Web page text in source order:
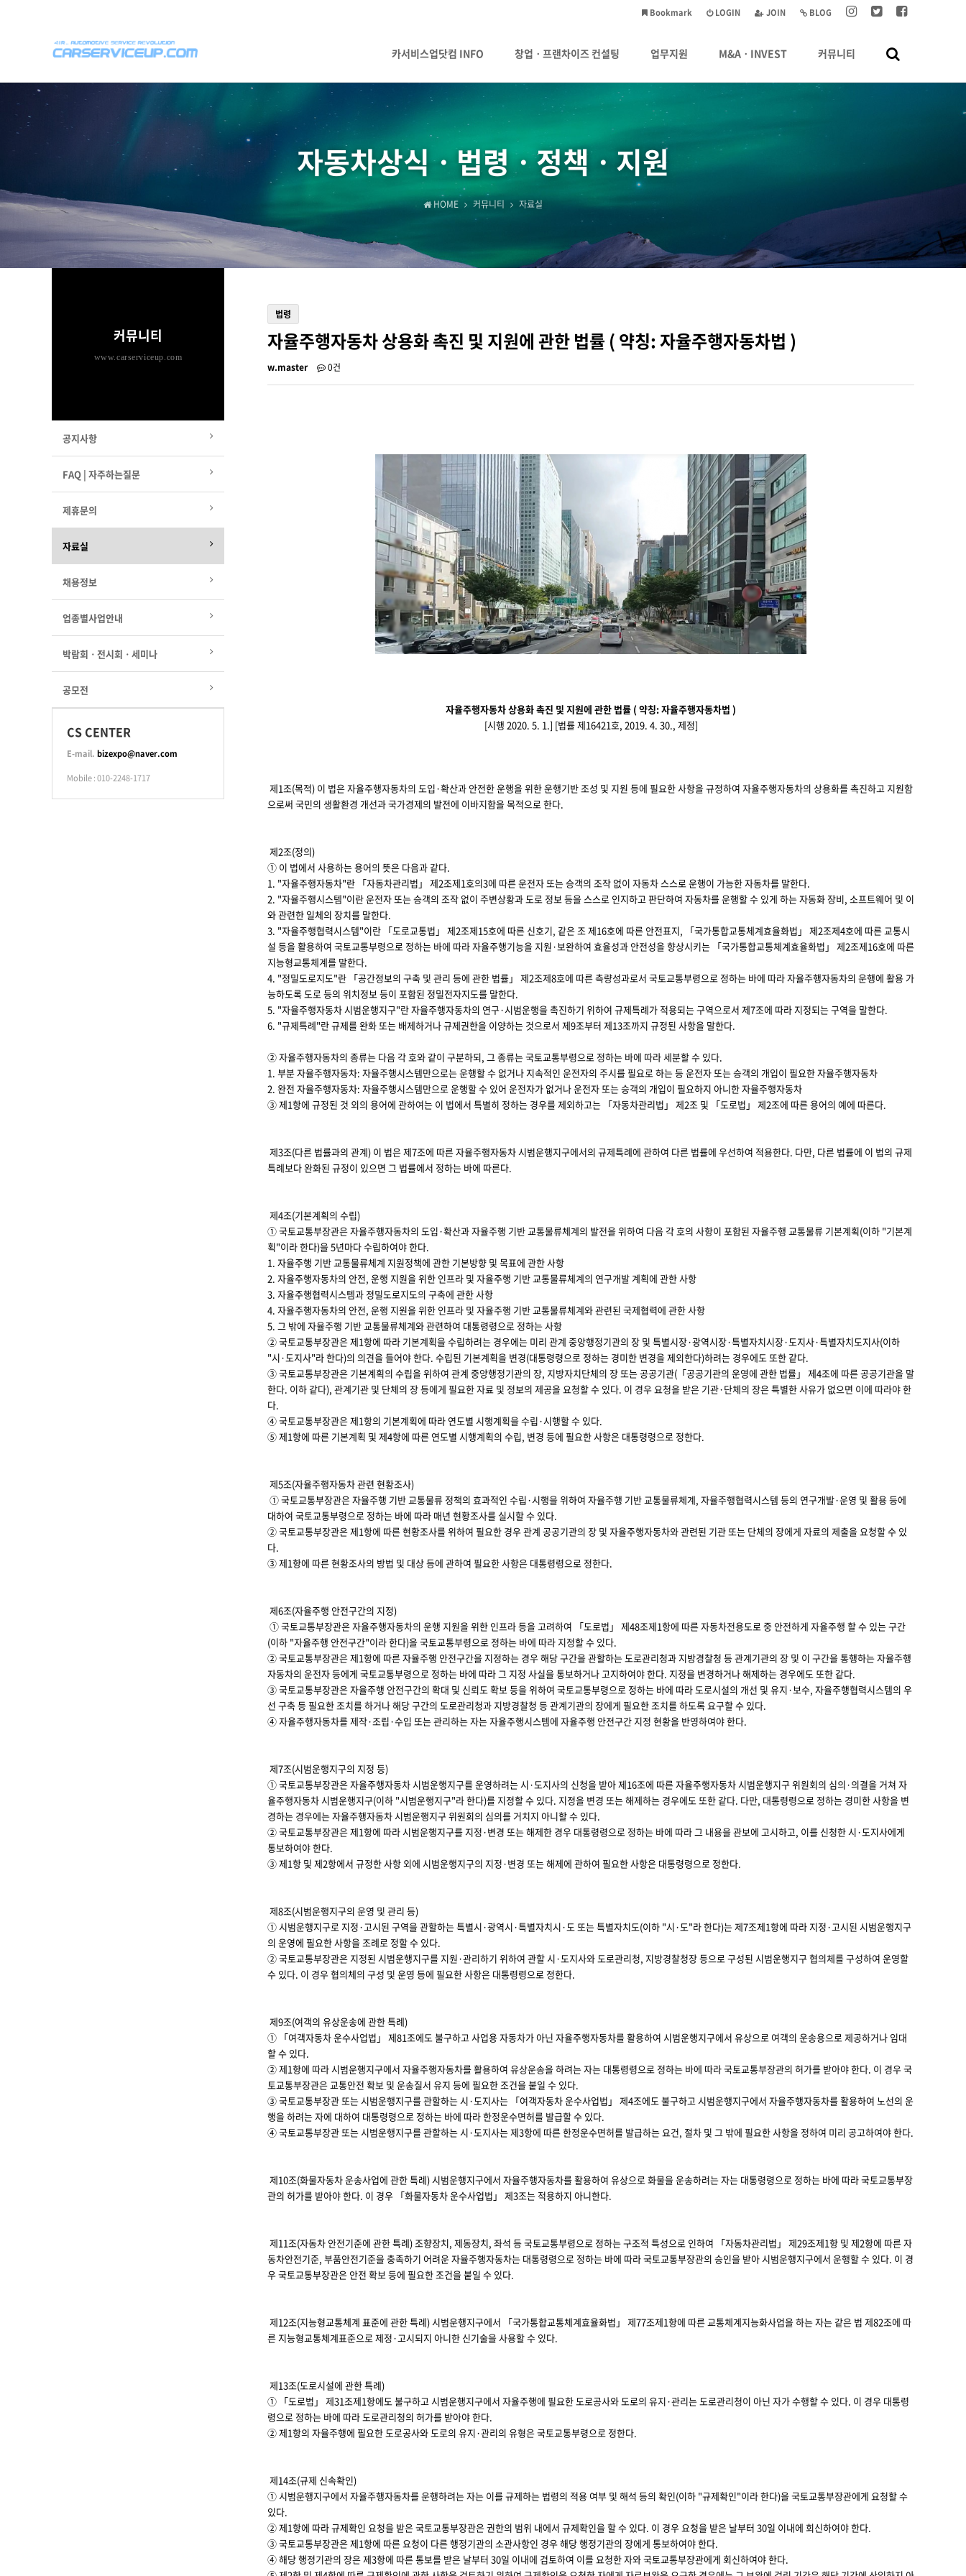
BLOG
JOIN
LOGIN
Bookmark
카서비스업닷컴 INFO 창업ㆍ프랜차이즈 컨설팅 업무지원 M&AㆍINVEST 커뮤니티
자동차상식ㆍ법령ㆍ정책ㆍ지원
HOME 커뮤니티 자료실
법령
자율주행자동차 상용화 촉진 및 지원에 관한 법률 ( 약칭: 자율주행자동차법 )
w.master 0건
자율주행자동차 상용화 촉진 및 지원에 관한 법률 ( 약칭: 자율주행자동차법 )
[시행 2020. 5. 1.] [법률 제16421호, 2019. 4. 30., 제정]
제1조(목적) 이 법은 자율주행자동차의 도입·확산과 안전한 운행을 위한 운행기반 조성 및 지원 등에 필요한 사항을 규정하여 자율주행자동차의 상용화를 촉진하고 지원함
으로써 국민의 생활환경 개선과 국가경제의 발전에 이바지함을 목적으로 한다.
제2조(정의)
① 이 법에서 사용하는 용어의 뜻은 다음과 같다.
1. "자율주행자동차"란 「자동차관리법」 제2조제1호의3에 따른 운전자 또는 승객의 조작 없이 자동차 스스로 운행이 가능한 자동차를 말한다.
2. "자율주행시스템"이란 운전자 또는 승객의 조작 없이 주변상황과 도로 정보 등을 스스로 인지하고 판단하여 자동차를 운행할 수 있게 하는 자동화 장비, 소프트웨어 및 이
와 관련한 일체의 장치를 말한다.
3. "자율주행협력시스템"이란 「도로교통법」 제2조제15호에 따른 신호기, 같은 조 제16호에 따른 안전표지, 「국가통합교통체계효율화법」 제2조제4호에 따른 교통시
설 등을 활용하여 국토교통부령으로 정하는 바에 따라 자율주행기능을 지원·보완하여 효율성과 안전성을 향상시키는 「국가통합교통체계효율화법」 제2조제16호에 따른
지능형교통체계를 말한다.
4. "정밀도로지도"란 「공간정보의 구축 및 관리 등에 관한 법률」 제2조제8호에 따른 측량성과로서 국토교통부령으로 정하는 바에 따라 자율주행자동차의 운행에 활용 가
능하도록 도로 등의 위치정보 등이 포함된 정밀전자지도를 말한다.
5. "자율주행자동차 시범운행지구"란 자율주행자동차의 연구·시범운행을 촉진하기 위하여 규제특례가 적용되는 구역으로서 제7조에 따라 지정되는 구역을 말한다.
6. "규제특례"란 규제를 완화 또는 배제하거나 규제권한을 이양하는 것으로서 제9조부터 제13조까지 규정된 사항을 말한다.
② 자율주행자동차의 종류는 다음 각 호와 같이 구분하되, 그 종류는 국토교통부령으로 정하는 바에 따라 세분할 수 있다.
1. 부분 자율주행자동차: 자율주행시스템만으로는 운행할 수 없거나 지속적인 운전자의 주시를 필요로 하는 등 운전자 또는 승객의 개입이 필요한 자율주행자동차
2. 완전 자율주행자동차: 자율주행시스템만으로 운행할 수 있어 운전자가 없거나 운전자 또는 승객의 개입이 필요하지 아니한 자율주행자동차
③ 제1항에 규정된 것 외의 용어에 관하여는 이 법에서 특별히 정하는 경우를 제외하고는 「자동차관리법」 제2조 및 「도로법」 제2조에 따른 용어의 예에 따른다.
제3조(다른 법률과의 관계) 이 법은 제7조에 따른 자율주행자동차 시범운행지구에서의 규제특례에 관하여 다른 법률에 우선하여 적용한다. 다만, 다른 법률에 이 법의 규제
특례보다 완화된 규정이 있으면 그 법률에서 정하는 바에 따른다.
제4조(기본계획의 수립)
① 국토교통부장관은 자율주행자동차의 도입·확산과 자율주행 기반 교통물류체계의 발전을 위하여 다음 각 호의 사항이 포함된 자율주행 교통물류 기본계획(이하 "기본계
획"이라 한다)을 5년마다 수립하여야 한다.
1. 자율주행 기반 교통물류체계 지원정책에 관한 기본방향 및 목표에 관한 사항
2. 자율주행자동차의 안전, 운행 지원을 위한 인프라 및 자율주행 기반 교통물류체계의 연구개발 계획에 관한 사항
3. 자율주행협력시스템과 정밀도로지도의 구축에 관한 사항
4. 자율주행자동차의 안전, 운행 지원을 위한 인프라 및 자율주행 기반 교통물류체계와 관련된 국제협력에 관한 사항
5. 그 밖에 자율주행 기반 교통물류체계와 관련하여 대통령령으로 정하는 사항
② 국토교통부장관은 제1항에 따라 기본계획을 수립하려는 경우에는 미리 관계 중앙행정기관의 장 및 특별시장·광역시장·특별자치시장·도지사·특별자치도지사(이하
"시·도지사"라 한다)의 의견을 들어야 한다. 수립된 기본계획을 변경(대통령령으로 정하는 경미한 변경을 제외한다)하려는 경우에도 또한 같다.
③ 국토교통부장관은 기본계획의 수립을 위하여 관계 중앙행정기관의 장, 지방자치단체의 장 또는 공공기관(「공공기관의 운영에 관한 법률」 제4조에 따른 공공기관을 말
한다. 이하 같다), 관계기관 및 단체의 장 등에게 필요한 자료 및 정보의 제공을 요청할 수 있다. 이 경우 요청을 받은 기관·단체의 장은 특별한 사유가 없으면 이에 따라야 한
다.
④ 국토교통부장관은 제1항의 기본계획에 따라 연도별 시행계획을 수립·시행할 수 있다.
⑤ 제1항에 따른 기본계획 및 제4항에 따른 연도별 시행계획의 수립, 변경 등에 필요한 사항은 대통령령으로 정한다.
제5조(자율주행자동차 관련 현황조사)
① 국토교통부장관은 자율주행 기반 교통물류 정책의 효과적인 수립·시행을 위하여 자율주행 기반 교통물류체계, 자율주행협력시스템 등의 연구개발·운영 및 활용 등에
대하여 국토교통부령으로 정하는 바에 따라 매년 현황조사를 실시할 수 있다.
② 국토교통부장관은 제1항에 따른 현황조사를 위하여 필요한 경우 관계 공공기관의 장 및 자율주행자동차와 관련된 기관 또는 단체의 장에게 자료의 제출을 요청할 수 있
다.
③ 제1항에 따른 현황조사의 방법 및 대상 등에 관하여 필요한 사항은 대통령령으로 정한다.
제6조(자율주행 안전구간의 지정)
① 국토교통부장관은 자율주행자동차의 운행 지원을 위한 인프라 등을 고려하여 「도로법」 제48조제1항에 따른 자동차전용도로 중 안전하게 자율주행 할 수 있는 구간
(이하 "자율주행 안전구간"이라 한다)을 국토교통부령으로 정하는 바에 따라 지정할 수 있다.
② 국토교통부장관은 제1항에 따른 자율주행 안전구간을 지정하는 경우 해당 구간을 관할하는 도로관리청과 지방경찰청 등 관계기관의 장 및 이 구간을 통행하는 자율주행
자동차의 운전자 등에게 국토교통부령으로 정하는 바에 따라 그 지정 사실을 통보하거나 고지하여야 한다. 지정을 변경하거나 해제하는 경우에도 또한 같다.
③ 국토교통부장관은 자율주행 안전구간의 확대 및 신뢰도 확보 등을 위하여 국토교통부령으로 정하는 바에 따라 도로시설의 개선 및 유지·보수, 자율주행협력시스템의 우
선 구축 등 필요한 조치를 하거나 해당 구간의 도로관리청과 지방경찰청 등 관계기관의 장에게 필요한 조치를 하도록 요구할 수 있다.
④ 자율주행자동차를 제작·조립·수입 또는 관리하는 자는 자율주행시스템에 자율주행 안전구간 지정 현황을 반영하여야 한다.
제7조(시범운행지구의 지정 등)
① 국토교통부장관은 자율주행자동차 시범운행지구를 운영하려는 시·도지사의 신청을 받아 제16조에 따른 자율주행자동차 시범운행지구 위원회의 심의·의결을 거쳐 자
율주행자동차 시범운행지구(이하 "시범운행지구"라 한다)를 지정할 수 있다. 지정을 변경 또는 해제하는 경우에도 또한 같다. 다만, 대통령령으로 정하는 경미한 사항을 변
경하는 경우에는 자율주행자동차 시범운행지구 위원회의 심의를 거치지 아니할 수 있다.
② 국토교통부장관은 제1항에 따라 시범운행지구를 지정·변경 또는 해제한 경우 대통령령으로 정하는 바에 따라 그 내용을 관보에 고시하고, 이를 신청한 시·도지사에게
통보하여야 한다.
③ 제1항 및 제2항에서 규정한 사항 외에 시범운행지구의 지정·변경 또는 해제에 관하여 필요한 사항은 대통령령으로 정한다.
제8조(시범운행지구의 운영 및 관리 등)
① 시범운행지구로 지정·고시된 구역을 관할하는 특별시·광역시·특별자치시·도 또는 특별자치도(이하 "시·도"라 한다)는 제7조제1항에 따라 지정·고시된 시범운행지구
의 운영에 필요한 사항을 조례로 정할 수 있다.
② 국토교통부장관은 지정된 시범운행지구를 지원·관리하기 위하여 관할 시·도지사와 도로관리청, 지방경찰청장 등으로 구성된 시범운행지구 협의체를 구성하여 운영할
수 있다. 이 경우 협의체의 구성 및 운영 등에 필요한 사항은 대통령령으로 정한다.
제9조(여객의 유상운송에 관한 특례)
① 「여객자동차 운수사업법」 제81조에도 불구하고 사업용 자동차가 아닌 자율주행자동차를 활용하여 시범운행지구에서 유상으로 여객의 운송용으로 제공하거나 임대
할 수 있다.
② 제1항에 따라 시범운행지구에서 자율주행자동차를 활용하여 유상운송을 하려는 자는 대통령령으로 정하는 바에 따라 국토교통부장관의 허가를 받아야 한다. 이 경우 국
토교통부장관은 교통안전 확보 및 운송질서 유지 등에 필요한 조건을 붙일 수 있다.
③ 국토교통부장관 또는 시범운행지구를 관할하는 시·도지사는 「여객자동차 운수사업법」 제4조에도 불구하고 시범운행지구에서 자율주행자동차를 활용하여 노선의 운
행을 하려는 자에 대하여 대통령령으로 정하는 바에 따라 한정운수면허를 발급할 수 있다.
④ 국토교통부장관 또는 시범운행지구를 관할하는 시·도지사는 제3항에 따른 한정운수면허를 발급하는 요건, 절차 및 그 밖에 필요한 사항을 정하여 미리 공고하여야 한다.
제10조(화물자동차 운송사업에 관한 특례)시범운행지구에서 자율주행자동차를 활용하여 유상으로 화물을 운송하려는 자는 대통령령으로 정하는 바에 따라 국토교통부장
관의 허가를 받아야 한다. 이 경우 「화물자동차 운수사업법」 제3조는 적용하지 아니한다.
제11조(자동차 안전기준에 관한 특례)조향장치, 제동장치, 좌석 등 국토교통부령으로 정하는 구조적 특성으로 인하여 「자동차관리법」 제29조제1항 및 제2항에 따른 자
동차안전기준, 부품안전기준을 충족하기 어려운 자율주행자동차는 대통령령으로 정하는 바에 따라 국토교통부장관의 승인을 받아 시범운행지구에서 운행할 수 있다. 이 경
우 국토교통부장관은 안전 확보 등에 필요한 조건을 붙일 수 있다.
제12조(지능형교통체계 표준에 관한 특례)시범운행지구에서 「국가통합교통체계효율화법」 제77조제1항에 따른 교통체계지능화사업을 하는 자는 같은 법 제82조에 따
른 지능형교통체계표준으로 제정·고시되지 아니한 신기술을 사용할 수 있다.
제13조(도로시설에 관한 특례)
① 「도로법」 제31조제1항에도 불구하고 시범운행지구에서 자율주행에 필요한 도로공사와 도로의 유지·관리는 도로관리청이 아닌 자가 수행할 수 있다. 이 경우 대통령
령으로 정하는 바에 따라 도로관리청의 허가를 받아야 한다.
② 제1항의 자율주행에 필요한 도로공사와 도로의 유지·관리의 유형은 국토교통부령으로 정한다.
제14조(규제 신속확인)
① 시범운행지구에서 자율주행자동차를 운행하려는 자는 이를 규제하는 법령의 적용 여부 및 해석 등의 확인(이하 "규제확인"이라 한다)을 국토교통부장관에게 요청할 수
있다.
② 제1항에 따라 규제확인 요청을 받은 국토교통부장관은 권한의 범위 내에서 규제확인을 할 수 있다. 이 경우 요청을 받은 날부터 30일 이내에 회신하여야 한다.
③ 국토교통부장관은 제1항에 따른 요청이 다른 행정기관의 소관사항인 경우 해당 행정기관의 장에게 통보하여야 한다.
④ 해당 행정기관의 장은 제3항에 따른 통보를 받은 날부터 30일 이내에 검토하여 이를 요청한 자와 국토교통부장관에게 회신하여야 한다.
커뮤니티
www.carserviceup.com
공지사항
FAQ | 자주하는질문
제휴문의
자료실
채용정보
업종별사업안내
박람회ㆍ전시회ㆍ세미나
공모전
CS CENTER
E-mail. bizexpo@naver.com
Mobile : 010-2248-1717